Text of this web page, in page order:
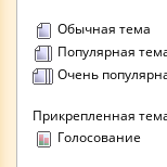
Обычная тема
Популярная
Очень
Прикрепленная
Голосование